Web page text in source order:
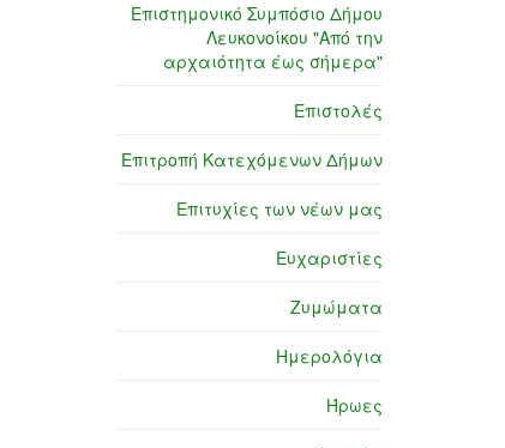
Επιστημονικό Συμπόσιο Δήμου
Λευκονοίκου "Από την
αρχαιότητα έως σήμερα"
Επιστολές
Επιτροπή Κατεχόμενων Δήμων
Επιτυχίες των νέων μας
Ευχαριστίες
Ζυμώματα
Ημερολόγια
Ήρωες